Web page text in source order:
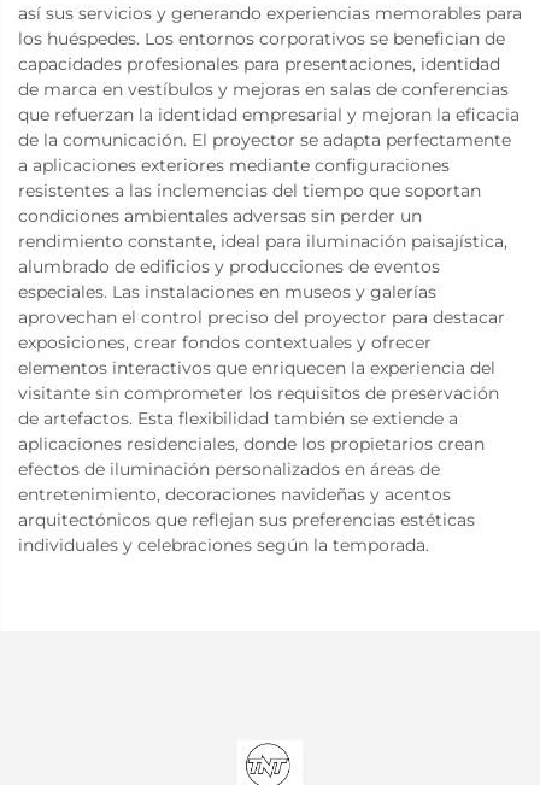
así sus servicios y generando experiencias memorables para
los huéspedes. Los entornos corporativos se benefician de
capacidades profesionales para presentaciones, identidad
de marca en vestíbulos y mejoras en salas de conferencias
que refuerzan la identidad empresarial y mejoran la eficacia
de la comunicación. El proyector se adapta perfectamente
a aplicaciones exteriores mediante configuraciones
resistentes a las inclemencias del tiempo que soportan
condiciones ambientales adversas sin perder un
rendimiento constante, ideal para iluminación paisajística,
alumbrado de edificios y producciones de eventos
especiales. Las instalaciones en museos y galerías
aprovechan el control preciso del proyector para destacar
exposiciones, crear fondos contextuales y ofrecer
elementos interactivos que enriquecen la experiencia del
visitante sin comprometer los requisitos de preservación
de artefactos. Esta flexibilidad también se extiende a
aplicaciones residenciales, donde los propietarios crean
efectos de iluminación personalizados en áreas de
entretenimiento, decoraciones navideñas y acentos
arquitectónicos que reflejan sus preferencias estéticas
individuales y celebraciones según la temporada.